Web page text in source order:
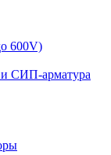
600V)
и СИП-арматура